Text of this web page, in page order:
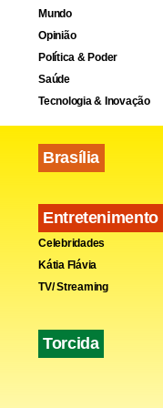
Mundo
Opinião
Política & Poder
Saúde
Tecnologia & Inovação
Brasília
Entretenimento
Celebridades
Kátia Flávia
TV/ Streaming
Torcida